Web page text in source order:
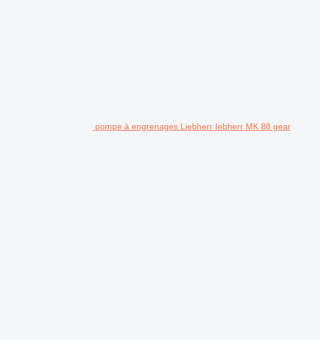
pompe à engrenages Liebherr Iebherr MK 88 gear